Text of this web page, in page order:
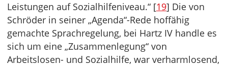
Leistungen auf Sozialhilfeniveau.“ [19] Die von
Schröder in seiner „Agenda“-Rede hoffähig
gemachte Sprachregelung, bei Hartz IV handle es
sich um eine „Zusammenlegung“ von
Arbeitslosen- und Sozialhilfe, war verharmlosend,